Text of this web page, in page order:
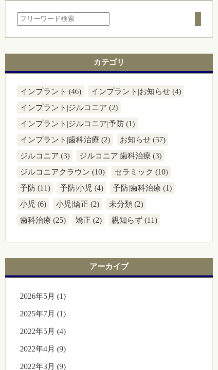
カテゴリ
インプラント (46)
インプラント|お知らせ (4)
インプラント|ジルコニア (2)
インプラント|ジルコニア|予防 (1)
インプラント|歯科治療 (2)
お知らせ (57)
ジルコニア (3)
ジルコニア|歯科治療 (3)
ジルコニアクラウン (10)
セラミック (10)
予防 (11)
予防|小児 (4)
予防|歯科治療 (1)
小児 (6)
小児|矯正 (2)
未分類 (2)
歯科治療 (25)
矯正 (2) 親知らず (11)
アーカイブ
2026年5月 (1)
2025年7月 (1)
2022年5月 (4)
2022年4月 (9)
2022年3月 (9)